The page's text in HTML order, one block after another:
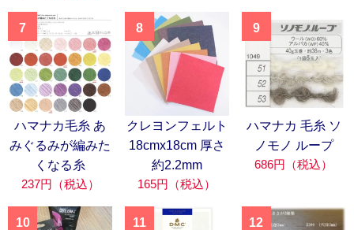
7
ハマナカ毛糸 あ
みぐるみが編みた
くなる糸
237円（税込）
8
クレヨンフェルト
18cmx18cm 厚さ
約2.2mm
165円（税込）
9
ハマナカ 毛糸 ソ
ノモノ ループ
686円（税込）
10 11 12